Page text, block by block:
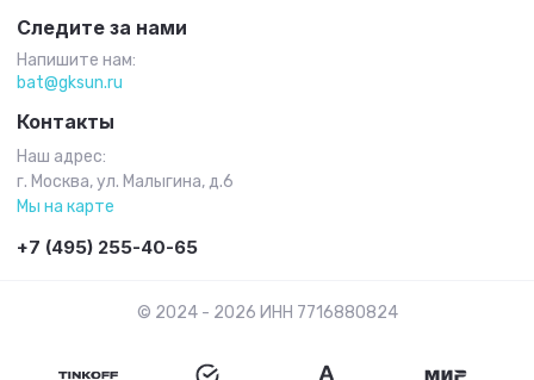
Следите за нами
Напишите нам:
bat@gksun.ru
Контакты
Наш адрес:
г. Москва, ул. Малыгина, д.6
Мы на карте
+7 (495) 255-40-65
© 2024 - 2026 ИНН 7716880824